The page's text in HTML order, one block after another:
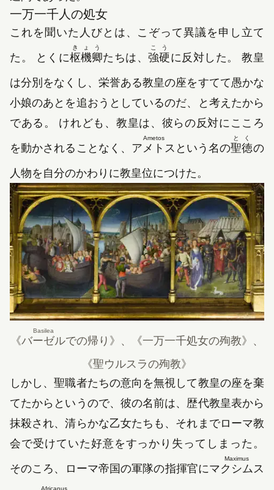
一万一千人の処女
これを聞いた人びとは、こぞって異議を申し立て
た。 とくに枢機卿
きょう
たちは、 強硬
こう
に反対した。 教皇
は分別をなくし、栄誉ある教皇の座をすてて愚かな
小娘のあとを追おうとしているのだ、と考えたから
である。 けれども、教皇は、彼らの反対にこころ
を動かされることなく、 アメトス
Ametos
という名の聖徳
とく
の
人物を自分のかわりに教皇位につけた。
《バーゼル
Basilea
での帰り》、《一万一千処女の殉教》、
《聖ウルスラの殉教》
しかし、聖職者たちの意向を無視して教皇の座を棄
てたからというので、彼の名前は、歴代教皇表から
抹殺され、清らかな乙女たちも、それまでローマ教
会で受けていた好意をすっかり失ってしまった。
そのころ、ローマ帝国の軍隊の指揮官にマクシムス
Maximus
Africanus